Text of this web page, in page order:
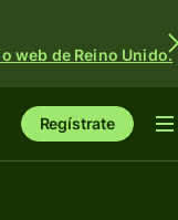
web de Reino Unido.
Regístrate